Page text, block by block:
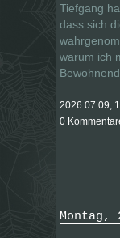
Tiefgang
dass sich
warum ich
2026.07.09,
0
Montag,